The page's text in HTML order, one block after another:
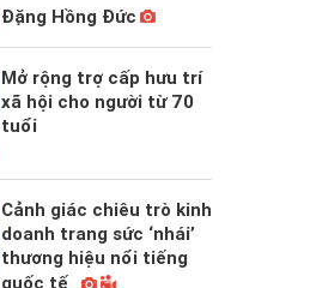
Đặng Hồng Đức
Mở rộng trợ cấp hưu trí
xã hội cho người từ 70
tuổi
Cảnh giác chiêu trò kinh
doanh trang sức ‘nhái’
thương hiệu nổi tiếng